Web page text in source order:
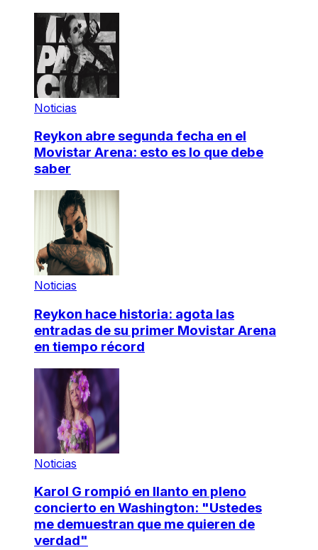
Noticias
Reykon abre segunda fecha en el
Movistar Arena: esto es lo que debe
saber
Noticias
Reykon hace historia: agota las
entradas de su primer Movistar Arena
en tiempo récord
Noticias
Karol G rompió en llanto en pleno
concierto en Washington: "Ustedes
me demuestran que me quieren de
verdad"